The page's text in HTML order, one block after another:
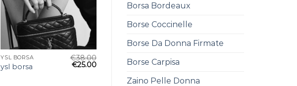
Borsa Bordeaux
Borse Coccinelle
Borse Da Donna Firmate
Borse Carpisa
Zaino Pelle Donna
YSL BORSA
ysl borsa
€38.00
€25.00